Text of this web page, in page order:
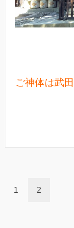
ご神体は武
1 2